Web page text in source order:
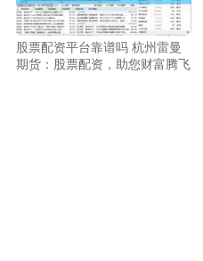
股票配资平台靠谱吗 杭州雷曼
期货：股票配资，助您财富腾飞